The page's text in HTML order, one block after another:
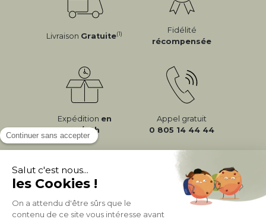
Livraison Gratuite(1)
Fidélité
récompensée
Expédition en
24/72h
Appel gratuit
0 805 14 44 44
À PROPOS DE MILIBOO